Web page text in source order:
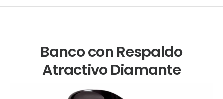
Banco con Respaldo
Atractivo Diamante